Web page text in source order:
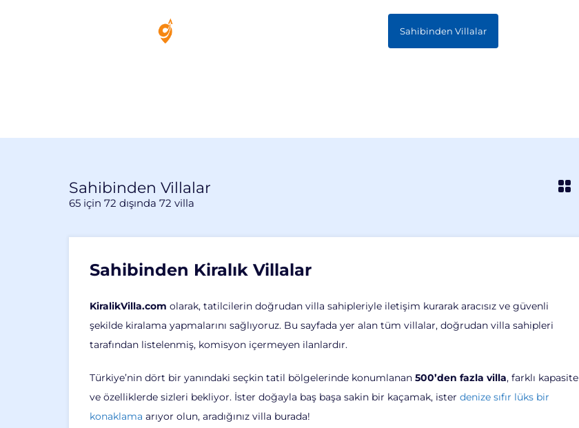
Sahibinden Villalar
Sahibinden Villalar
65 için 72 dışında 72 villa
Sahibinden Kiralık Villalar
KiralikVilla.com olarak, tatilcilerin doğrudan villa sahipleriyle iletişim kurarak aracısız ve güvenli
şekilde kiralama yapmalarını sağlıyoruz. Bu sayfada yer alan tüm villalar, doğrudan villa sahipleri
tarafından listelenmiş, komisyon içermeyen ilanlardır.
Türkiye’nin dört bir yanındaki seçkin tatil bölgelerinde konumlanan 500’den fazla villa, farklı kapasite
ve özelliklerde sizleri bekliyor. İster doğayla baş başa sakin bir kaçamak, ister denize sıfır lüks bir
konaklama arıyor olun, aradığınız villa burada!